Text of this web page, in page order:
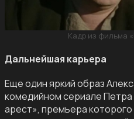
Кадр из фильма
Дальнейшая карьера
Еще один яркий образ
комедийном сериале
арест», премьера